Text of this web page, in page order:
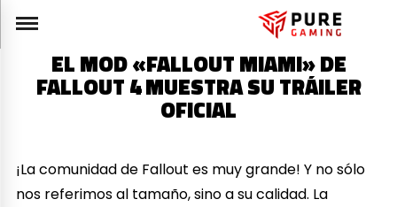
EL MOD «FALLOUT MIAMI» DE
FALLOUT 4 MUESTRA SU TRÁILER
OFICIAL
¡La comunidad de Fallout es muy grande! Y no sólo
nos referimos al tamaño, sino a su calidad. La